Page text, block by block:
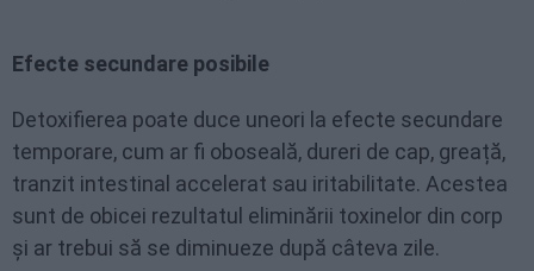
Efecte secundare posibile
Detoxifierea poate duce uneori la efecte secundare
temporare, cum ar fi oboseală, dureri de cap, greață,
tranzit intestinal accelerat sau iritabilitate. Acestea
sunt de obicei rezultatul eliminării toxinelor din corp
și ar trebui să se diminueze după câteva zile.